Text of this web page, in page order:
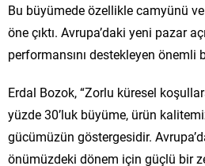
Bu büyümede özellikle camyünü
öne çıktı. Avrupa’daki yeni pazar
performansını destekleyen önemli
Erdal Bozok, “Zorlu küresel
yüzde 30’luk büyüme, ürün
gücümüzün göstergesidir.
önümüzdeki dönem için güçlü bir